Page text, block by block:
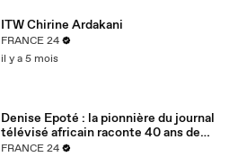
ITW Chirine Ardakani
FRANCE 24
il y a 5 mois
Denise Epoté : la pionnière du journal
télévisé africain raconte 40 ans de
carrière
FRANCE 24